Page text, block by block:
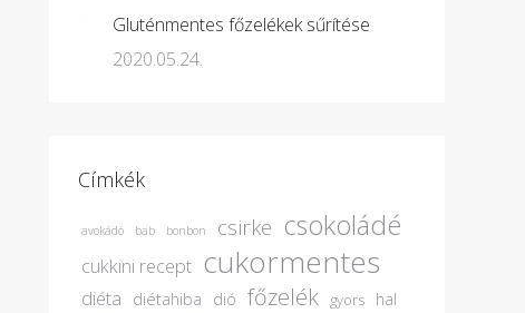
Gluténmentes főzelékek sűrítése
2020.05.24.
Címkék
avokádó bab bonbon csirke csokoládé
cukkini recept cukormentes
diéta diétahiba dió főzelék gyors hal